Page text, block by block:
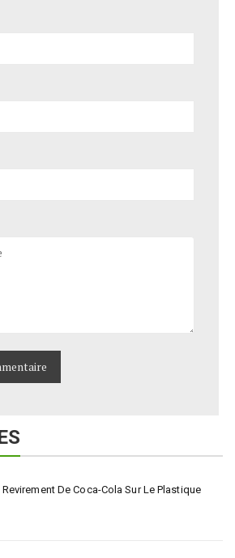
De Coca-Cola Sur Le Plastique